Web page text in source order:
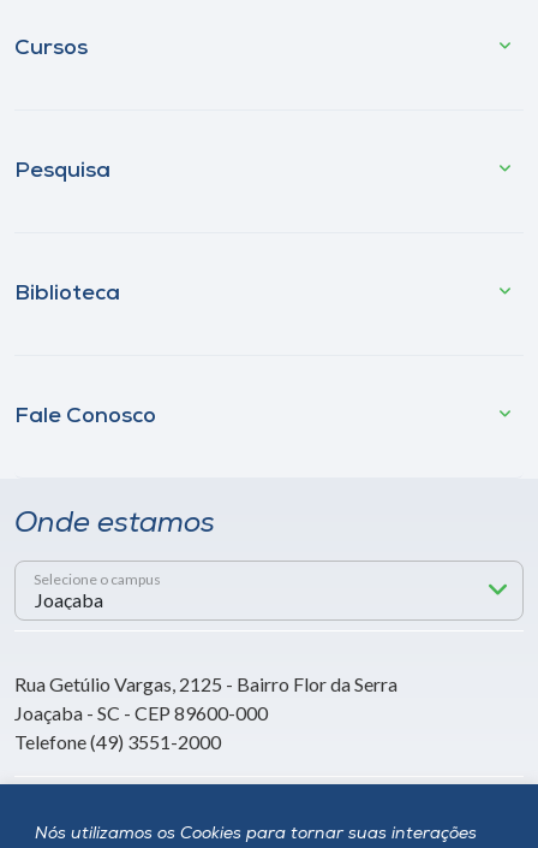
Nós utilizamos os Cookies para tornar suas interações
Cursos
Pesquisa
Biblioteca
Fale Conosco
Onde estamos
Selecione o campus
Rua Getúlio Vargas, 2125 - Bairro Flor da Serra
Joaçaba - SC - CEP 89600-000
Telefone (49) 3551-2000
Siga a Unoesc